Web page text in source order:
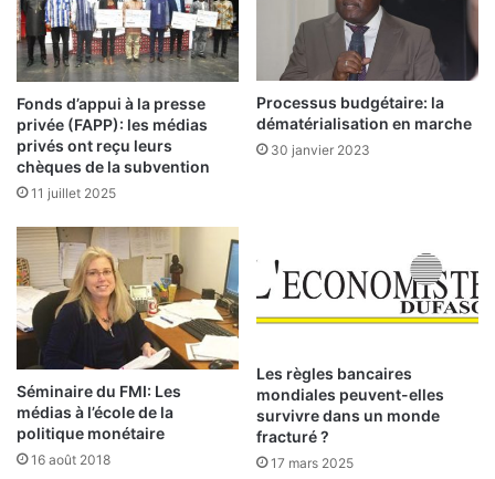
L
e
a
v
a
x
s
u
r
l
s
v
o
i
e
Fonds d’appui à la presse
privée (FAPP): les médias
privés ont reçu leurs
chèques de la subvention
11 juillet 2025
Processus budgétaire: la
dématérialisation en marche
30 janvier 2023
Séminaire du FMI: Les
médias à l’école de la
politique monétaire
16 août 2018
Les règles bancaires
mondiales peuvent-elles
survivre dans un monde
fracturé ?
17 mars 2025